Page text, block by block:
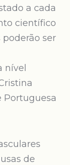
a cada
científico
ser
nível
Portuguesa
de